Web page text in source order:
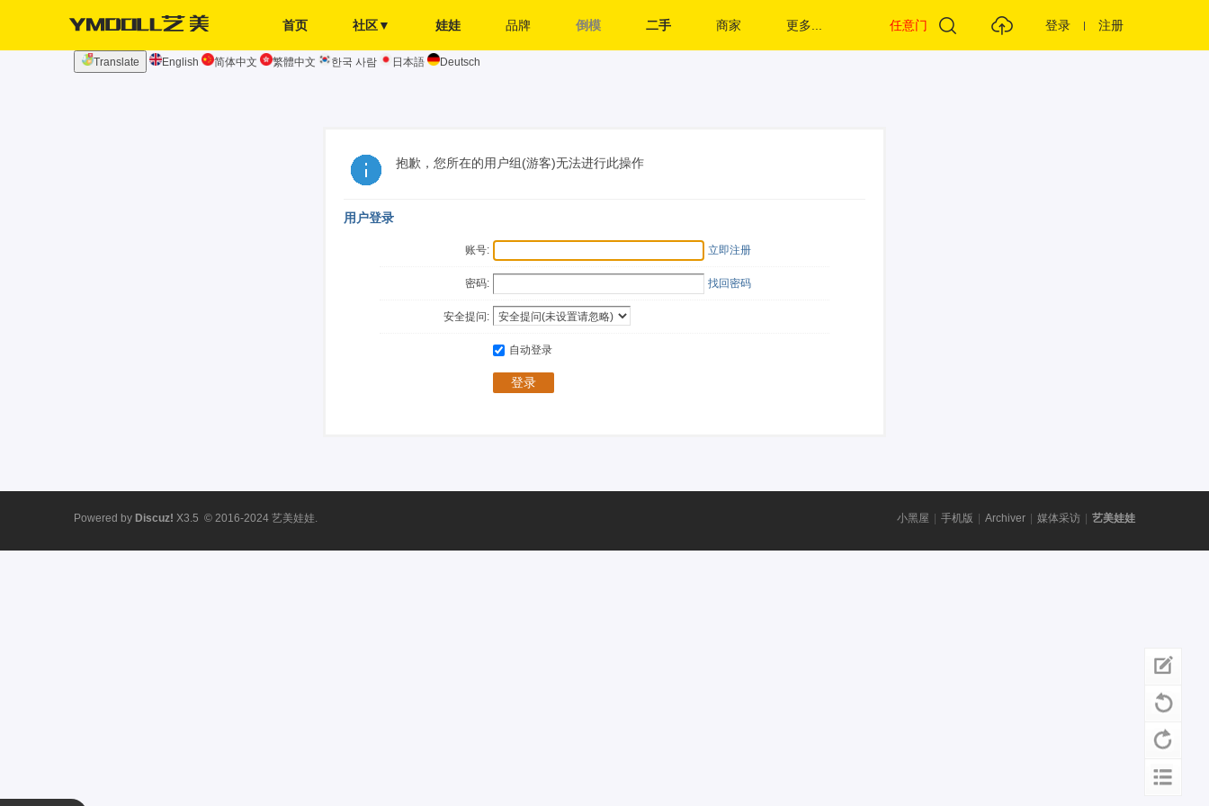
首页 社区▼ 娃娃 品牌 倒模 二手 商家 更多... 任意门 登录 注册
Translate English 简体中文 繁體中文 한국 사람 日本語 Deutsch
抱歉，您所在的用户组(游客)无法进行此操作
用户登录
账号: 立即注册
密码: 找回密码
安全提问:
自动登录
登录
小黑屋 手机版 Archiver 媒体采访 艺美娃娃
Powered by Discuz! X3.5 © 2016-2024 艺美娃娃.